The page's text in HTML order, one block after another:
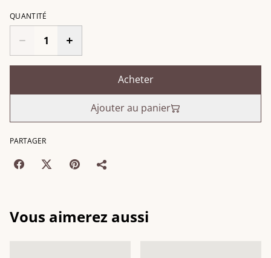
QUANTITÉ
Acheter
Ajouter au panier
PARTAGER
Vous aimerez aussi